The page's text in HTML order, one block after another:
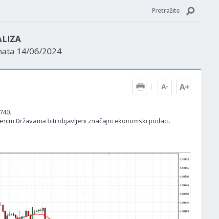
Pretražite
14/06/2024
Državama biti objavljeni značajni ekonomski podaci.